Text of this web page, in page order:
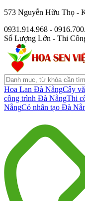
573 Nguyễn Hữu Thọ -
0931.914.968 -
Số Lượng Lớn - Thi
Hoa Lan Đà NẵngCây
công trình Đà NẵngThi
NẵngCỏ nhân tạo Đà